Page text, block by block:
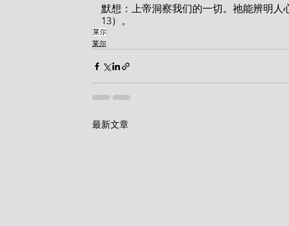
默想：上帝洞察我们的一切。祂能辨明人
13）。
莱尔
莱尔
最新文章